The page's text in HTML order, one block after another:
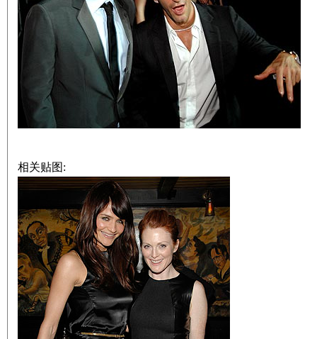
相关贴图: